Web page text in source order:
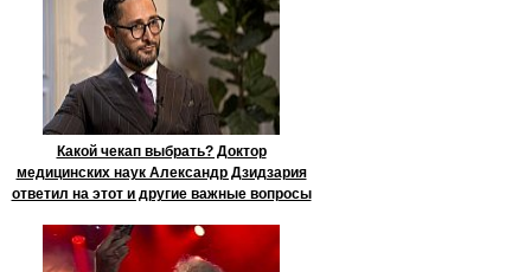
Какой чекап выбрать? Доктор
медицинских наук Александр Дзидзария
ответил на этот и другие важные вопросы